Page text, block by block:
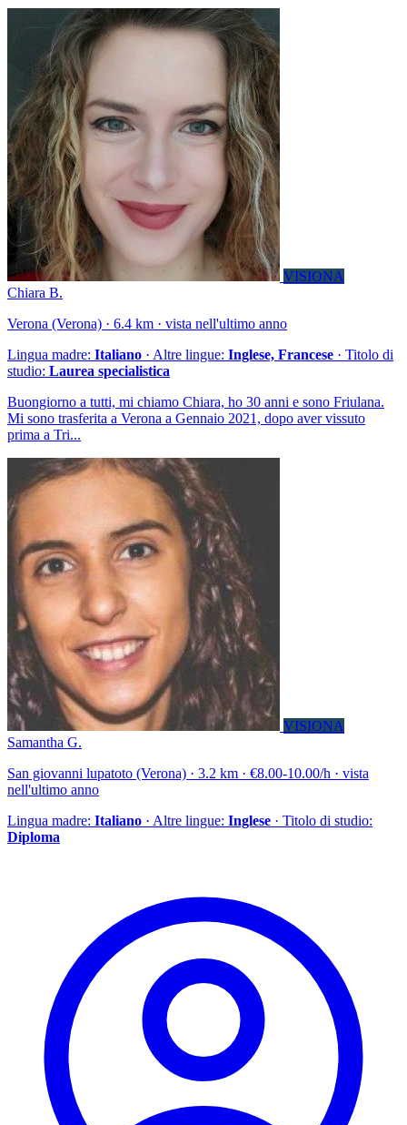
VISIONA
Chiara B.
Verona (Verona) · 6.4 km · vista nell'ultimo anno
Lingua madre: Italiano · Altre lingue: Inglese, Francese · Titolo di
studio: Laurea specialistica
Buongiorno a tutti, mi chiamo Chiara, ho 30 anni e sono Friulana.
Mi sono trasferita a Verona a Gennaio 2021, dopo aver vissuto
prima a Tri...
VISIONA
Samantha G.
San giovanni lupatoto (Verona) · 3.2 km · €8.00-10.00/h · vista
nell'ultimo anno
Lingua madre: Italiano · Altre lingue: Inglese · Titolo di studio:
Diploma